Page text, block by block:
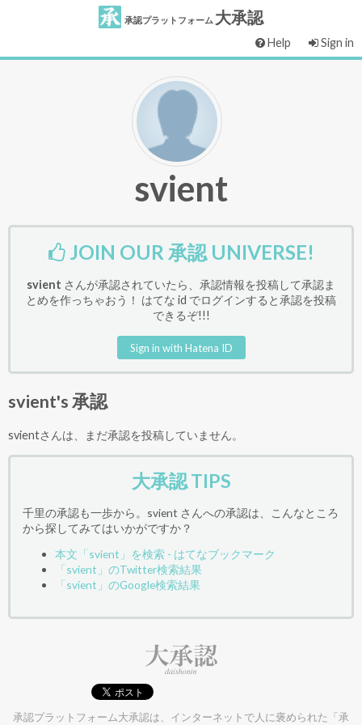
承認プラットフォーム 大承認
Help Sign in
svient
JOIN OUR 承認 UNIVERSE!
svient さんが承認されていたら、承認情報を投稿して承認ま
とめを作っちゃおう！ はてな id でログインすると承認を投稿
できるぞ!!!
Sign in with Hatena ID
svient's 承認
svientさんは、まだ承認を投稿していません。
大承認 TIPS
千里の承認も一歩から。svient さんへの承認は、こんなところ
から探してみてはいかがですか？
本文「svient」を検索 - はてなブックマーク
「svient」のTwitter検索結果
「svient」のGoogle検索結果
承認プラットフォーム大承認は、インターネットで人に褒められた「承